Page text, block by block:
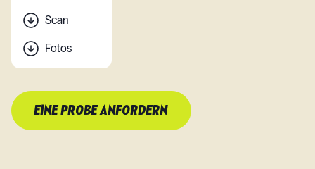
Scan
Fotos
EINE PROBE ANFORDERN